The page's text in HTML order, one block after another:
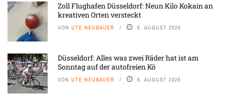
Zoll Flughafen Düsseldorf: Neun Kilo Kokain an
kreativen Orten versteckt
VON UTE NEUBAUER 6. AUGUST 2026
Düsseldorf: Alles was zwei Räder hat ist am
Sonntag auf der autofreien Kö
VON UTE NEUBAUER 6. AUGUST 2026